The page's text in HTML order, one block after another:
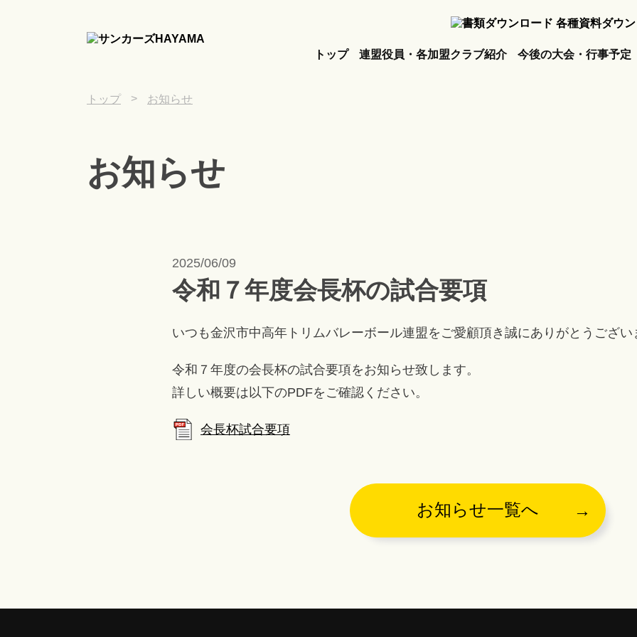
トップ 連盟役員・各加盟クラブ紹介 今後の大会・行事予定
各種資料ダウ
トップ > お知らせ
お知らせ
2025/06/09
令和７年度会長杯の試合要項
いつも金沢市中高年トリムバレーボール連盟をご愛顧頂き誠にありがとうござい
令和７年度の会長杯の試合要項をお知らせ致します。
詳しい概要は以下のPDFをご確認ください。
会長杯試合要項
お知らせ一覧へ